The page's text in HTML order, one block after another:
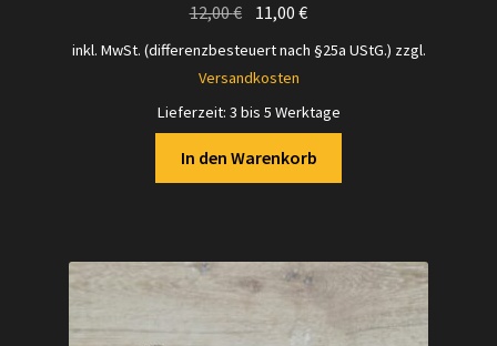
12,00€ Ursprünglicher
war:
11,00€Aktueller
inkl. MwSt. (differenzbesteuert nach §25a UStG.) zzgl.
Versandkosten
Lieferzeit: 3 bis 5 Werktage
In den Warenkorb